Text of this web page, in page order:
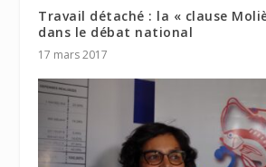
Travail détaché : la « clause
dans le débat national
17 mars 2017